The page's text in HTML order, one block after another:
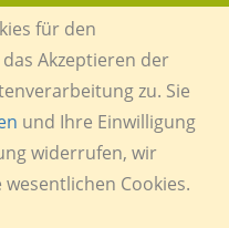
für den
Akzeptieren der
zu. Sie
und Ihre Einwilligung
widerrufen, wir
Cookies.